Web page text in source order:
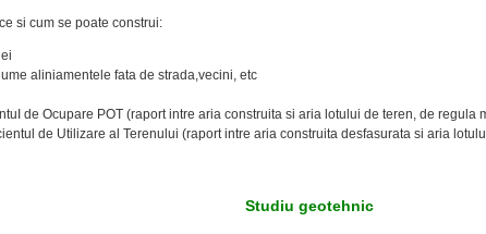
si cum se poate construi:
aliniamentele fata de strada,vecini, etc
de Ocupare POT (raport intre aria construita si aria lotului de teren, de regula
de Utilizare al Terenului (raport intre aria construita desfasurata si aria
Studiu geotehnic